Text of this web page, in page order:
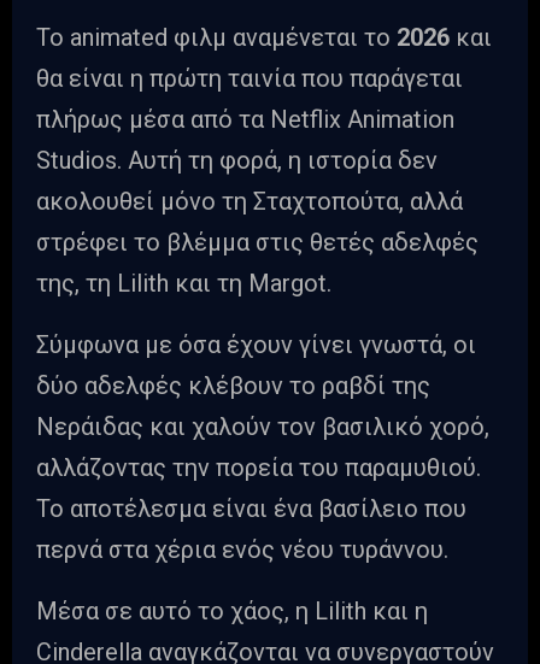
Το animated φιλμ αναμένεται το 2026 και
θα είναι η πρώτη ταινία που παράγεται
πλήρως μέσα από τα Netflix Animation
Studios. Αυτή τη φορά, η ιστορία δεν
ακολουθεί μόνο τη Σταχτοπούτα, αλλά
στρέφει το βλέμμα στις θετές αδελφές
της, τη Lilith και τη Margot.
Σύμφωνα με όσα έχουν γίνει γνωστά, οι
δύο αδελφές κλέβουν το ραβδί της
Νεράιδας και χαλούν τον βασιλικό χορό,
αλλάζοντας την πορεία του παραμυθιού.
Το αποτέλεσμα είναι ένα βασίλειο που
περνά στα χέρια ενός νέου τυράννου.
Μέσα σε αυτό το χάος, η Lilith και η
Cinderella αναγκάζονται να συνεργαστούν